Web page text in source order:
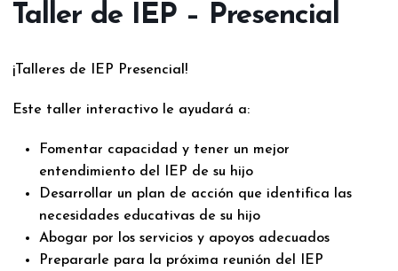
Taller de IEP – Presencial
¡Talleres de IEP Presencial!
Este taller interactivo le ayudará a:
Fomentar capacidad y tener un mejor
entendimiento del IEP de su hijo
Desarrollar un plan de acción que identifica las
necesidades educativas de su hijo
Abogar por los servicios y apoyos adecuados
Prepararle para la próxima reunión del IEP